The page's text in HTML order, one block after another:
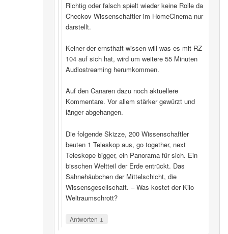
Richtig oder falsch spielt wieder keine Rolle da
Checkov Wissenschaftler im HomeCinema nur
darstellt.
Keiner der ernsthaft wissen will was es mit RZ
104 auf sich hat, wird um weitere 55 Minuten
Audiostreaming herumkommen.
Auf den Canaren dazu noch aktuellere
Kommentare. Vor allem stärker gewürzt und
länger abgehangen.
Die folgende Skizze, 200 Wissenschaftler
beuten 1 Teleskop aus, go together, next
Teleskope bigger, ein Panorama für sich. Ein
bisschen Weltteil der Erde entrückt. Das
Sahnehäubchen der Mittelschicht, die
Wissensgesellschaft. – Was kostet der Kilo
Weltraumschrott?
Antworten ↓